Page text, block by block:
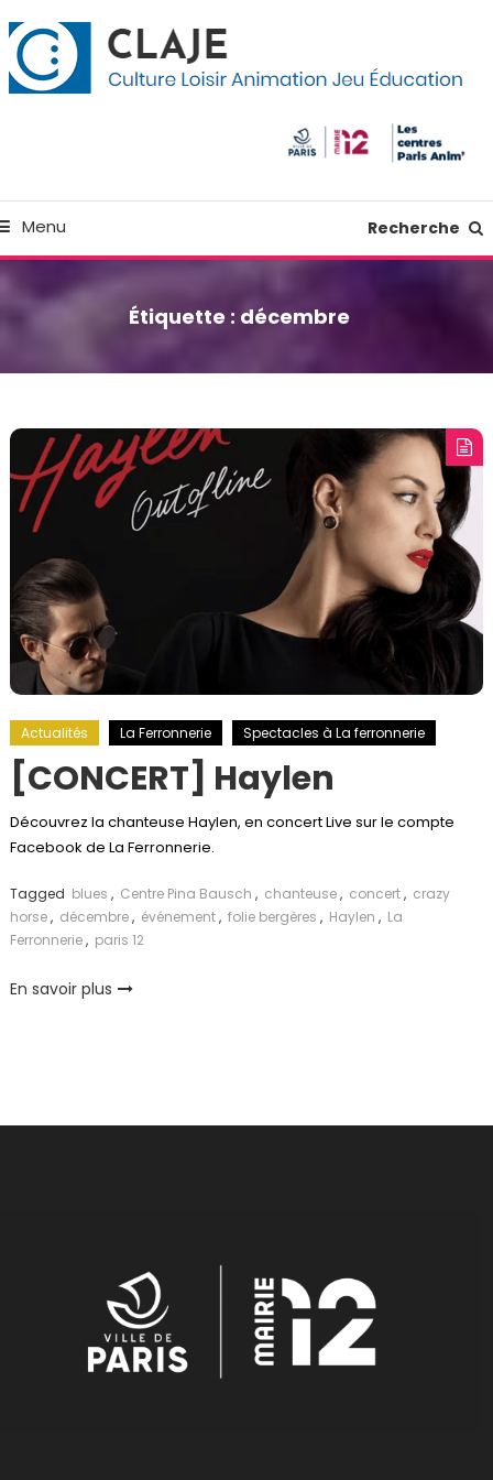
Menu Recherche
Étiquette : décembre
Actualités La Ferronnerie Spectacles à La ferronnerie
[CONCERT] Haylen
Découvrez la chanteuse Haylen, en concert Live sur le compte
Facebook de La Ferronnerie.
Tagged blues , Centre Pina Bausch , chanteuse, concert, crazy
horse, décembre, événement, folie bergères , Haylen , La
Ferronnerie, paris 12
En savoir plus